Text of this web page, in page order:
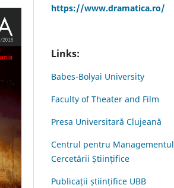
https://www.dramatica.ro/
Links:
Babes-Bolyai University
Faculty of Theater and Film
Presa Universitară Clujeană
Centrul pentru Managementul
Cercetării Științifice
Publicații științifice UBB